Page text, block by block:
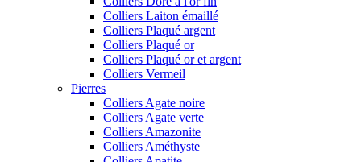
Colliers Laiton émaillé
Colliers Plaqué argent
Colliers Plaqué or
Colliers Plaqué or et argent
Colliers Vermeil
Pierres
Colliers Agate noire
Colliers Agate verte
Colliers Amazonite
Colliers Améthyste